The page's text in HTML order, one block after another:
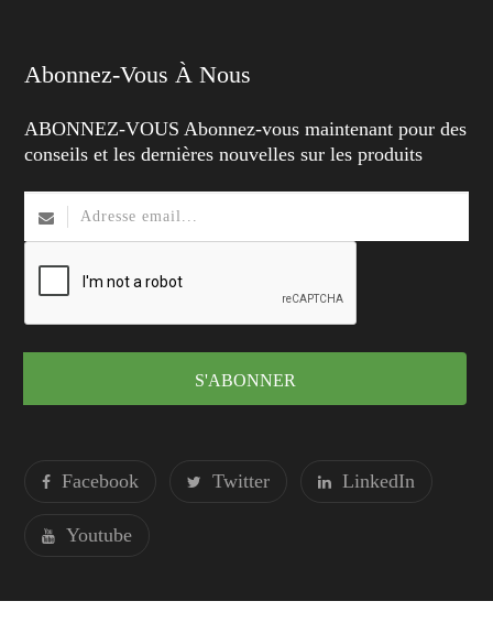
Abonnez-Vous À Nous
ABONNEZ-VOUS Abonnez-vous maintenant pour des
conseils et les dernières nouvelles sur les produits
S'ABONNER
Facebook Twitter LinkedIn
Youtube